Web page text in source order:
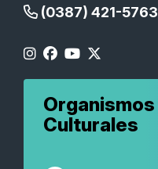
(0387) 421-5763
Organismos
Culturales